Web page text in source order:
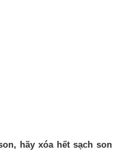
hãy xóa hết sạch son